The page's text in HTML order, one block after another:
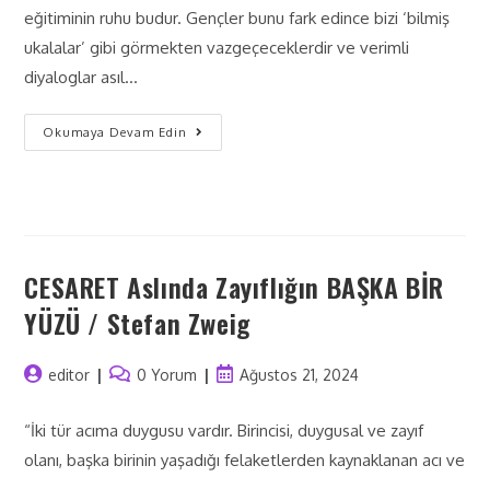
eğitiminin ruhu budur. Gençler bunu fark edince bizi ‘bilmiş
ukalalar’ gibi görmekten vazgeçeceklerdir ve verimli
diyaloglar asıl…
Okumaya Devam Edin
CESARET Aslında Zayıflığın BAŞKA BİR
YÜZÜ / Stefan Zweig
editor 0 Yorum Ağustos 21, 2024
“İki tür acıma duygusu vardır. Birincisi, duygusal ve zayıf
olanı, başka birinin yaşadığı felaketlerden kaynaklanan acı ve